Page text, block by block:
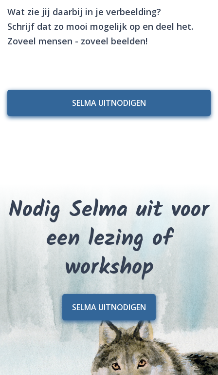
Wat zie jij daarbij in je verbeelding?
Schrijf dat zo mooi mogelijk op en deel het.
Zoveel mensen - zoveel beelden!
SELMA UITNODIGEN
Nodig Selma uit voor
een lezing of
workshop
SELMA UITNODIGEN